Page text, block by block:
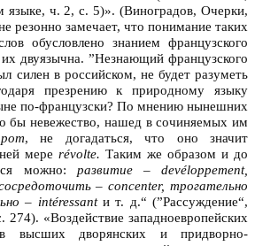
языке, ч. 2, с. 5)». (Виноградов, Очерки,
резонно замечает, что понимание таких
обусловлено знанием французского
двуязычна. ”Незнающий французского
силен в российском, не будет разуметь
презрению к природному языку
по-французски? По мнению нынешних
бы невежество, нашед в сочиняемых им
, не догадаться, что оно значит
мере révolte. Таким же образом и до
можно: развитие – devéloppement,
– concenter, трогательно
– intéressantи т. д.“ (”Рассуждение“,
«Воздействие западноевропейских
высших дворянских и придворно-